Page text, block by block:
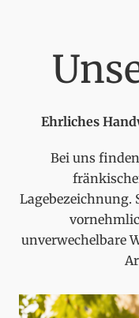
Ehrliches
Bei uns
Lagebezeichnung.
unverwechelbare